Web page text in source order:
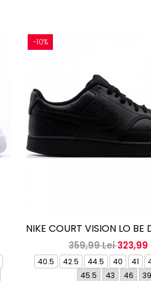
-10%
NIKE COURT VISION LO
359,99 Lei323,99
40.5 42.5 44.5 40 41
45.5
43 46 39